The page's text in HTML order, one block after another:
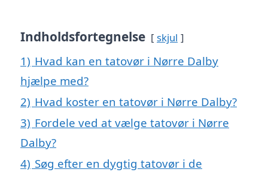
Indholdsfortegnelse skjul
1) Hvad kan en tatovør i Nørre Dalby
hjælpe med?
2) Hvad koster en tatovør i Nørre Dalby?
3) Fordele ved at vælge tatovør i Nørre
Dalby?
4) Søg efter en dygtig tatovør i de